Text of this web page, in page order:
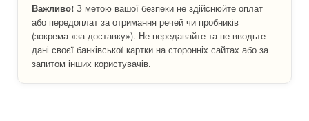
Важливо! З метою вашої безпеки не здійснюйте оплат
або передоплат за отримання речей чи пробників
(зокрема «за доставку»). Не передавайте та не вводьте
дані своєї банківської картки на сторонніх сайтах або за
запитом інших користувачів.